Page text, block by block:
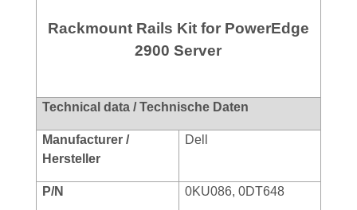
Rackmount Rails Kit for PowerEdge
2900 Server
Technical data / Technische Daten
Manufacturer /
Hersteller
Dell
P/N 0KU086, 0DT648